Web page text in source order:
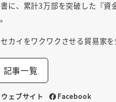
に、累計3万部を突破した『
セカイをワクワクさせる貿易家
記事一覧
ウェブサイト Facebook